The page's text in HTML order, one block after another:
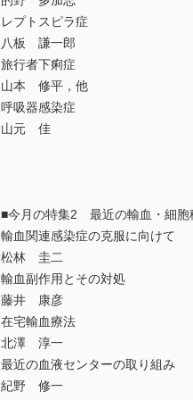
レプトスピラ症
八板 謙一郎
旅行者下痢症
山本 修平，他
呼吸器感染症
山元 佳
■今月の特集2 最近の輸血・細胞
輸血関連感染症の克服に向けて
松林 圭二
輸血副作用とその対処
藤井 康彦
在宅輸血療法
北澤 淳一
最近の血液センターの取り組み
紀野 修一